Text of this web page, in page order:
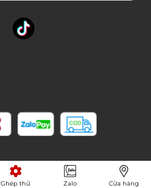
Ghép thử Zalo Cửa hàng